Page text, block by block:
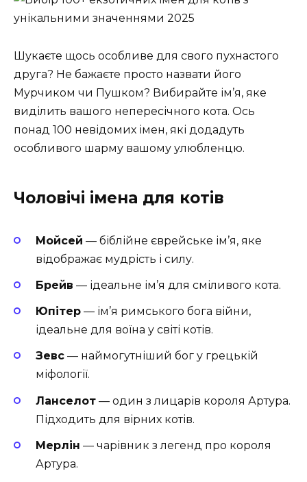
Шукаєте щось особливе для свого пухнастого
друга? Не бажаєте просто назвати його
Мурчиком чи Пушком? Вибирайте ім’я, яке
виділить вашого непересічного кота. Ось
понад 100 невідомих імен, які додадуть
особливого шарму вашому улюбленцю.
Чоловічі імена для котів
Мойсей — біблійне єврейське ім’я, яке
відображає мудрість і силу.
Брейв — ідеальне ім’я для сміливого кота.
Юпітер — ім’я римського бога війни,
ідеальне для воїна у світі котів.
Зевс — наймогутніший бог у грецькій
міфології.
Ланселот — один з лицарів короля Артура.
Підходить для вірних котів.
Мерлін — чарівник з легенд про короля
Артура.